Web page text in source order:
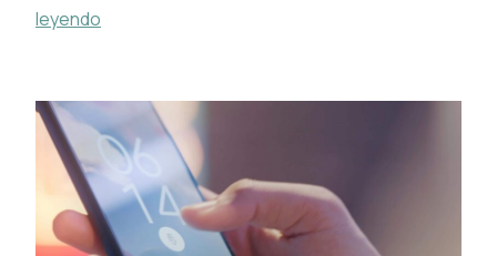
leyendo